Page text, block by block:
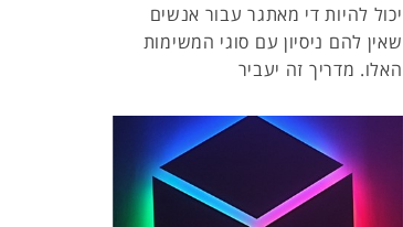
יכול להיות די מאתגר עבור אנשים
שאין להם ניסיון עם סוגי המשימות
האלו. מדריך זה יעביר